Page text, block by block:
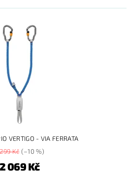
VERTIGO - VIA FERRATA
Kč(–10 %)
2 069 Kč